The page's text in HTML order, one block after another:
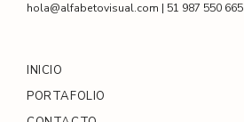
hola@alfabetovisual.com | 51 987 550 665
INICIO
PORTAFOLIO